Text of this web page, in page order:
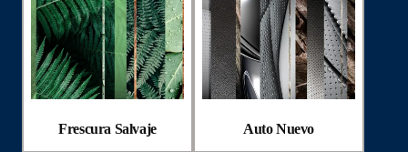
Frescura Salvaje Auto Nuevo